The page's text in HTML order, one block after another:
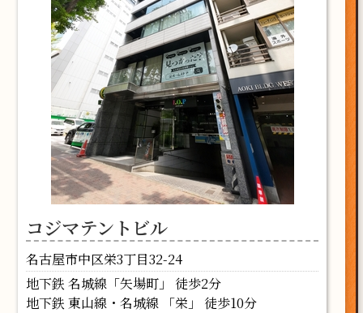
コジマテントビル
名古屋市中区栄3丁目32-24
地下鉄 名城線「矢場町」 徒歩2分
地下鉄 東山線・名城線 「栄」 徒歩10分